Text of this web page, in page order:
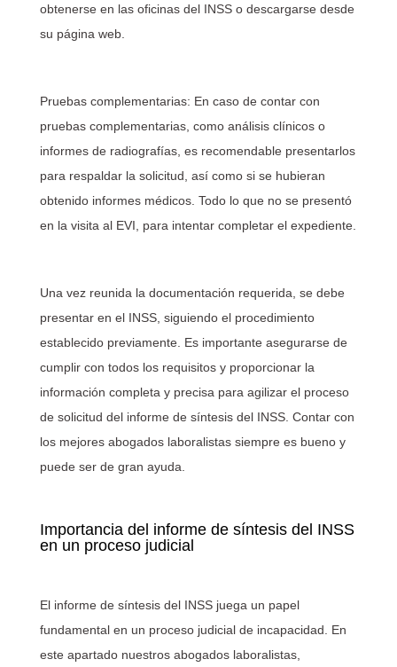
obtenerse en las oficinas del INSS o descargarse desde
su página web.
Pruebas complementarias: En caso de contar con
pruebas complementarias, como análisis clínicos o
informes de radiografías, es recomendable presentarlos
para respaldar la solicitud, así como si se hubieran
obtenido informes médicos. Todo lo que no se presentó
en la visita al EVI, para intentar completar el expediente.
Una vez reunida la documentación requerida, se debe
presentar en el INSS, siguiendo el procedimiento
establecido previamente. Es importante asegurarse de
cumplir con todos los requisitos y proporcionar la
información completa y precisa para agilizar el proceso
de solicitud del informe de síntesis del INSS. Contar con
los mejores abogados laboralistas siempre es bueno y
puede ser de gran ayuda.
Importancia del informe de síntesis del INSS
en un proceso judicial
El informe de síntesis del INSS juega un papel
fundamental en un proceso judicial de incapacidad. En
este apartado nuestros abogados laboralistas,